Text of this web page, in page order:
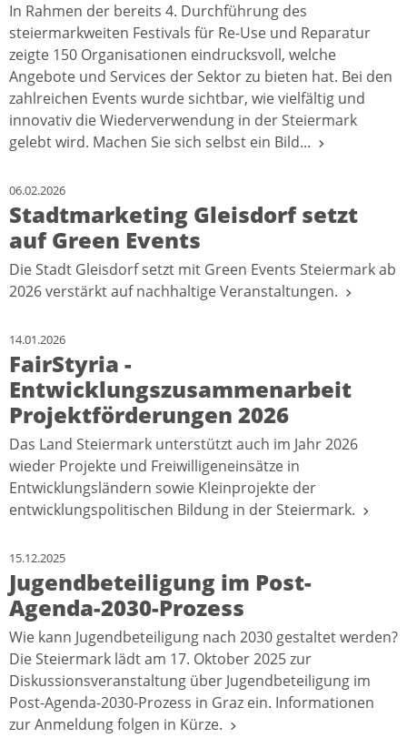
In Rahmen der bereits 4. Durchführung des
steiermarkweiten Festivals für Re-Use und Reparatur
zeigte 150 Organisationen eindrucksvoll, welche
Angebote und Services der Sektor zu bieten hat. Bei den
zahlreichen Events wurde sichtbar, wie vielfältig und
innovativ die Wiederverwendung in der Steiermark
gelebt wird. Machen Sie sich selbst ein Bild...
06.02.2026
Stadtmarketing Gleisdorf setzt
auf Green Events
Die Stadt Gleisdorf setzt mit Green Events Steiermark ab
2026 verstärkt auf nachhaltige Veranstaltungen.
14.01.2026
FairStyria -
Entwicklungszusammenarbeit
Projektförderungen 2026
Das Land Steiermark unterstützt auch im Jahr 2026
wieder Projekte und Freiwilligeneinsätze in
Entwicklungsländern sowie Kleinprojekte der
entwicklungspolitischen Bildung in der Steiermark.
15.12.2025
Jugendbeteiligung im Post-
Agenda-2030-Prozess
Wie kann Jugendbeteiligung nach 2030 gestaltet werden?
Die Steiermark lädt am 17. Oktober 2025 zur
Diskussionsveranstaltung über Jugendbeteiligung im
Post-Agenda-2030-Prozess in Graz ein. Informationen
zur Anmeldung folgen in Kürze.